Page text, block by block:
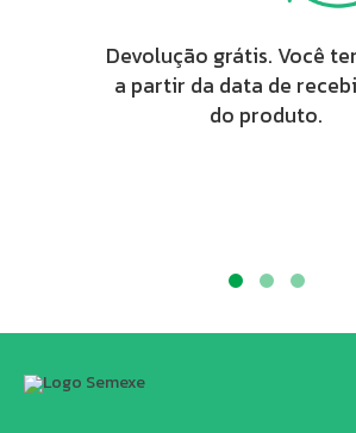
Devolução grátis. Você
a partir da data de
do produto.